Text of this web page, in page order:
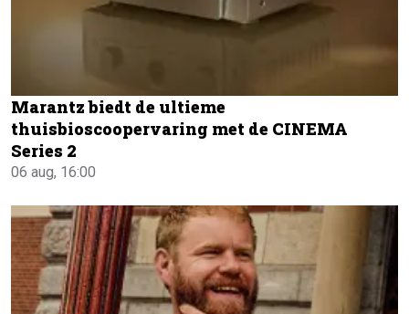
Marantz biedt de ultieme
thuisbioscoopervaring met de CINEMA
Series 2
06 aug, 16:00